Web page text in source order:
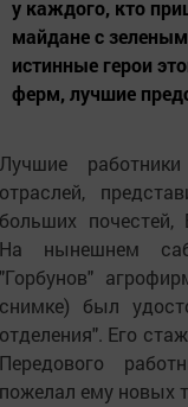
у каждого, кто
майдане с
истинные герои
ферм, лучшие
почестей,
нынешнем
был
Его
ему новых